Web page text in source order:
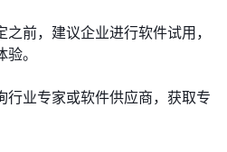
之前，建议企业进行软件试用，
。
行业专家或软件供应商，获取专